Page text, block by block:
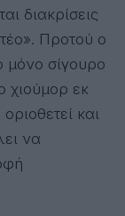
διακρίσεις
Προτού ο
μόνο σίγουρο
χιούμορ εκ
και
να